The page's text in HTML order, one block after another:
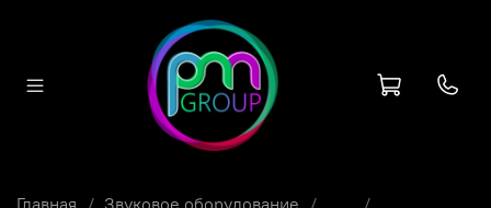
Главная Звуковое оборудование